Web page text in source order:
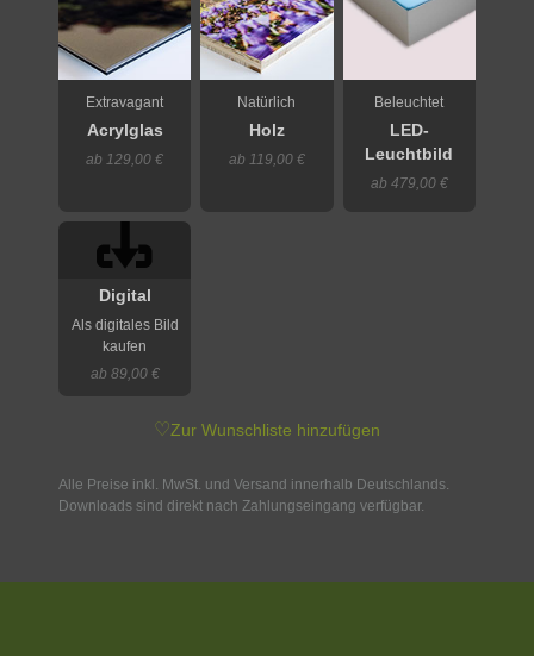
Extravagant
Acrylglas
ab 129,00 €
Natürlich
Holz
ab 119,00 €
Beleuchtet
LED-
Leuchtbild
ab 479,00 €
Digital
Als digitales Bild
kaufen
ab 89,00 €
♡Zur Wunschliste hinzufügen
Alle Preise inkl. MwSt. und Versand innerhalb Deutschlands.
Downloads sind direkt nach Zahlungseingang verfügbar.